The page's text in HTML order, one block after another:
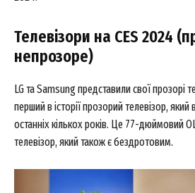
Телевізори на CES 2024
непрозоре)
LG та Samsung представили свої прозорі
перший в історії прозорий телевізор,
останніх кількох років. Це 77-дюймовий
телевізор, який також є бездротовим.